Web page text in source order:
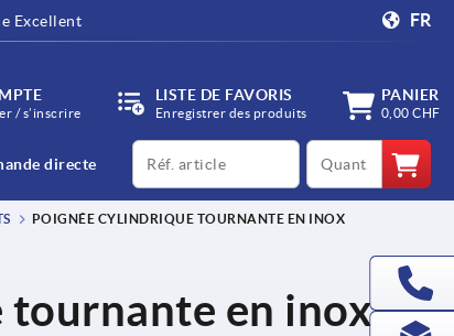
Excellent FR
/ s’inscrire
LISTE DE FAVORIS
Enregistrer des produits
PANIER
0,00 CHF
directe
productCode qty
POIGNÉE CYLINDRIQUE TOURNANTE EN INOX
tournante en inox